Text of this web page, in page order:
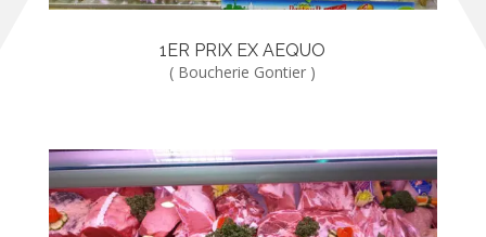
1ER PRIX EX AEQUO
( Boucherie Gontier )